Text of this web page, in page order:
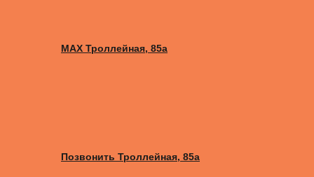
MAX Троллейная, 85а
Позвонить Троллейная, 85а